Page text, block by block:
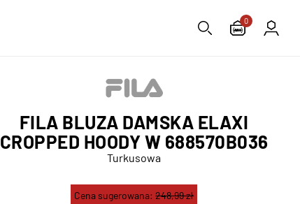
0
FILA BLUZA DAMSKA ELAXI
CROPPED HOODY W 688570B036
Turkusowa
Cena sugerowana:248,99 zł